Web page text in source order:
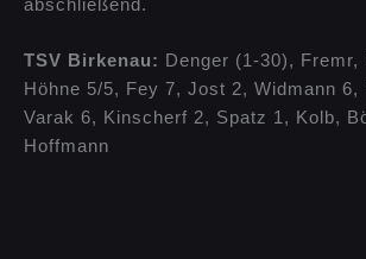
abschließend.
TSV Birkenau: Denger (1-30), Fremr,
Höhne 5/5, Fey 7, Jost 2, Widmann 6,
Varak 6, Kinscherf 2, Spatz 1, Kolb,
Hoffmann